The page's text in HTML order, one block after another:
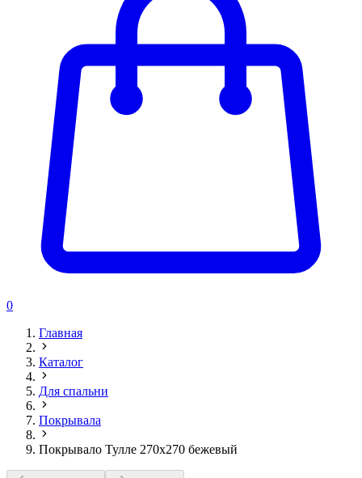
0
Главная
Каталог
Для спальни
Покрывала
Покрывало Тулле 270х270 бежевый